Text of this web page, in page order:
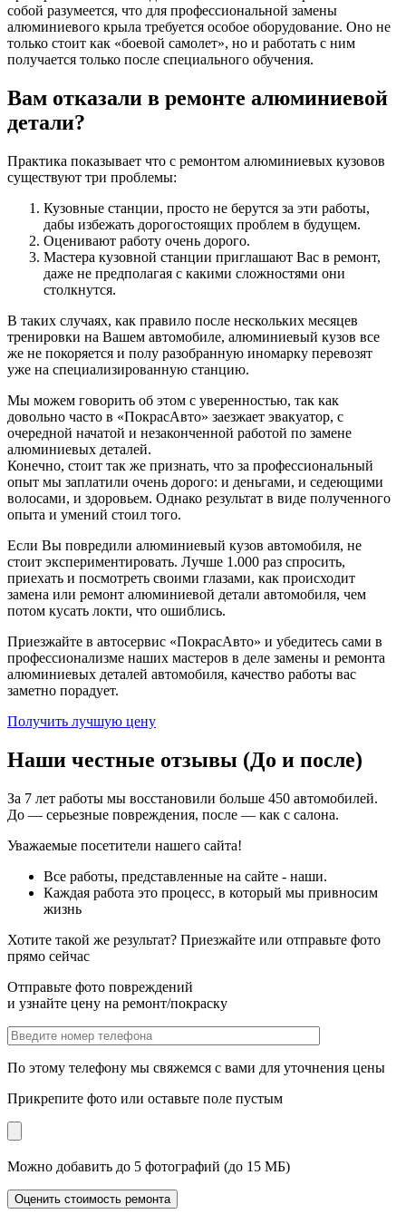
собой разумеется, что для профессиональной замены
алюминиевого крыла требуется особое оборудование. Оно не
только стоит как «боевой самолет», но и работать с ним
получается только после специального обучения.
Вам отказали в ремонте алюминиевой
детали?
Практика показывает что с ремонтом алюминиевых кузовов
существуют три проблемы:
Кузовные станции, просто не берутся за эти работы,
дабы избежать дорогостоящих проблем в будущем.
Оценивают работу очень дорого.
Мастера кузовной станции приглашают Вас в ремонт,
даже не предполагая с какими сложностями они
столкнутся.
В таких случаях, как правило после нескольких месяцев
тренировки на Вашем автомобиле, алюминиевый кузов все
же не покоряется и полу разобранную иномарку перевозят
уже на специализированную станцию.
Мы можем говорить об этом с уверенностью, так как
довольно часто в «ПокрасАвто» заезжает эвакуатор, с
очередной начатой и незаконченной работой по замене
алюминиевых деталей.
Конечно, стоит так же признать, что за профессиональный
опыт мы заплатили очень дорого: и деньгами, и седеющими
волосами, и здоровьем. Однако результат в виде полученного
опыта и умений стоил того.
Если Вы повредили алюминиевый кузов автомобиля, не
стоит экспериментировать. Лучше 1.000 раз спросить,
приехать и посмотреть своими глазами, как происходит
замена или ремонт алюминиевой детали автомобиля, чем
потом кусать локти, что ошиблись.
Приезжайте в автосервис «ПокрасАвто» и убедитесь сами в
профессионализме наших мастеров в деле замены и ремонта
алюминиевых деталей автомобиля, качество работы вас
заметно порадует.
Получить лучшую цену
Наши честные отзывы (До и после)
За 7 лет работы мы восстановили больше 450 автомобилей.
До — серьезные повреждения, после — как с салона.
Уважаемые посетители нашего сайта!
Все работы, представленные на сайте - наши.
Каждая работа это процесс, в который мы привносим
жизнь
Хотите такой же результат? Приезжайте или отправьте фото
прямо сейчас
Отправьте фото повреждений
и узнайте цену на ремонт/покраску
По этому телефону мы свяжемся с вами для уточнения цены
Прикрепите фото или оставьте поле пустым
Можно добавить до 5 фотографий (до 15 МБ)